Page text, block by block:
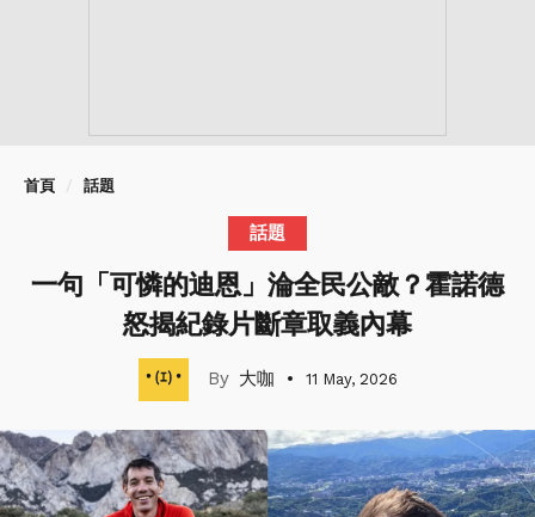
首頁 話題
話題
一句「可憐的迪恩」淪全民公敵？霍諾德
怒揭紀錄片斷章取義內幕
大咖 11 May, 2026